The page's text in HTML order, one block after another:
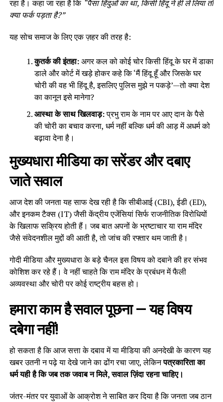
रहा है। कहा जा रहा है कि “पैसा हिंदुओं का था, किसी हिंदू ने ही ले लिया तो
क्या फर्क पड़ता है?”
यह सोच समाज के लिए एक ज़हर की तरह है:
कुतर्क की इंतहा:अगर कल को कोई चोर किसी हिंदू के घर में डाका
डाले और कोर्ट में खड़े होकर कहे कि ‘मैं हिंदू हूँ और जिसके घर
चोरी की वह भी हिंदू है, इसलिए पुलिस मुझे न पकड़े’—तो क्या देश
का कानून इसे मानेगा?
आस्था के साथ खिलवाड़:प्रभु राम के नाम पर आए दान के पैसे
की चोरी का बचाव करना, धर्म नहीं बल्कि धर्म की आड़ में अधर्म को
बढ़ावा देना है।
मुख्यधारा मीडिया का सरेंडर और दबाए
जाते सवाल
आज देश की जनता यह साफ देख रही है कि सीबीआई (CBI), ईडी (ED),
और इनकम टैक्स (IT) जैसी केंद्रीय एजेंसियां सिर्फ राजनीतिक विरोधियों
के खिलाफ सक्रिय होती हैं। जब बात अपनों के भ्रष्टाचार या राम मंदिर
जैसे संवेदनशील मुद्दों की आती है, तो जांच की रफ्तार थम जाती है।
गोदी मीडिया और मुख्यधारा के बड़े चैनल इस विषय को दबाने की हर संभव
कोशिश कर रहे हैं। वे नहीं चाहते कि राम मंदिर के प्रबंधन में फैली
अव्यवस्था और चोरी पर कोई राष्ट्रीय बहस हो।
हमारा काम है सवाल पूछना — यह विषय
दबेगा नहीं!
हो सकता है कि आज सत्ता के दबाव में या मीडिया की अनदेखी के कारण यह
खबर उतनी न पढ़े या देखे जाने का ढोंग रचा जाए, लेकिनपत्रकारिता का
धर्म यही है कि जब तक जवाब न मिले, सवाल ज़िंदा रहना चाहिए।
जंतर-मंतर पर युवाओं के आक्रोश ने साबित कर दिया है कि जनता जब ठान